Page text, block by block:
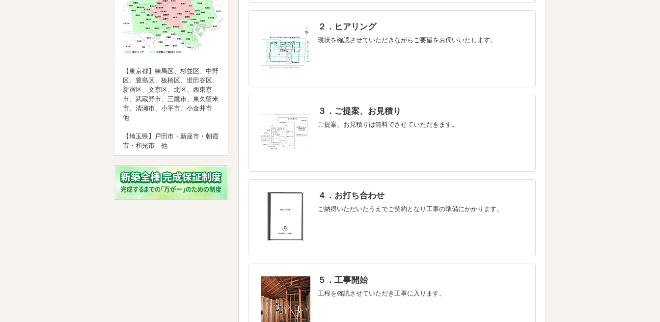
２．ヒアリング
現状を確認させていただきながらご要望をお伺いいたします。
３．ご提案、お見積り
ご提案、お見積りは無料でさせていただきます。
４．お打ち合わせ
ご納得いただいたうえでご契約となり工事の準備にかかります。
５．工事開始
工程を確認させていただき工事に入ります。
【東京都】練馬区、杉並区、中野
区、豊島区、板橋区、世田谷区、
新宿区、文京区、北区、西東京
市、武蔵野市、三鷹市、東久留米
市、清瀬市、小平市、小金井市
他
【埼玉県】戸田市・新座市・朝霞
市・和光市 他